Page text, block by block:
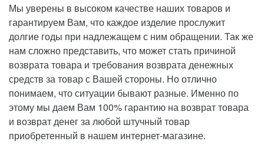
Мы уверены в высоком качестве наших товаров и
гарантируем Вам, что каждое изделие прослужит
долгие годы при надлежащем с ним обращении. Так же
нам сложно представить, что может стать причиной
возврата товара и требования возврата денежных
средств за товар с Вашей стороны. Но отлично
понимаем, что ситуации бывают разные. Именно по
этому мы даем Вам 100% гарантию на возврат товара
и возврат денег за любой штучный товар
приобретенный в нашем интернет-магазине.